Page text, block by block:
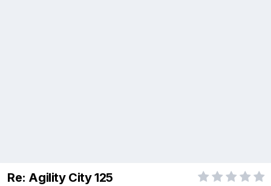
Re: Agility City 125